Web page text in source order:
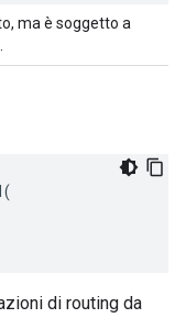
ma è soggetto a
di routing da